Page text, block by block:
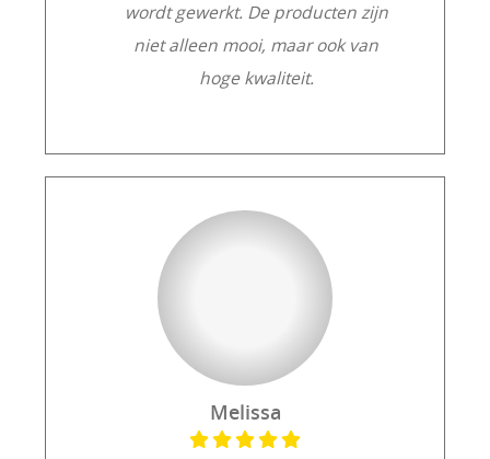
wordt gewerkt. De producten zijn
niet alleen mooi, maar ook van
hoge kwaliteit.
Melissa